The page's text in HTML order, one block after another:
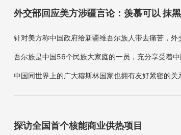
外交部回应美方涉疆言论：羡慕可以 抹
针对美方称中国政府给新疆维吾尔族人带去痛苦，
吾尔族是中国56个民族大家庭的一员，充分享受着
中国同世界上的广大穆斯林国家也拥有友好紧密的关
理解的，但是如果美方造谣、抹黑、污蔑，这是不能
探访全国首个核能商业供热项目